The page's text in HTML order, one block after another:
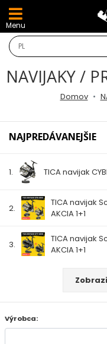
Menu
NAVIJAKY /
Domov
NAJPREDÁVANEJŠIE
1. TICA navijak
2.
TICA navijak
AKCIA 1+1
3.
TICA navijak
AKCIA 1+1
Výrobca:
DARČEKY A
TOP AKCIE
Darčeky
AKCIA 1+1
AKCIOVÝ